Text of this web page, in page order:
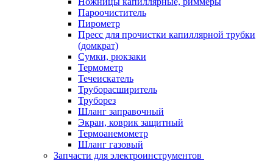
Пароочиститель
Пирометр
Пресс для прочистки капиллярной трубки
(домкрат)
Сумки, рюкзаки
Термометр
Течеискатель
Труборасширитель
Труборез
Шланг заправочный
Экран, коврик защитный
Термоанемометр
Шланг газовый
Запчасти для электроинструментов